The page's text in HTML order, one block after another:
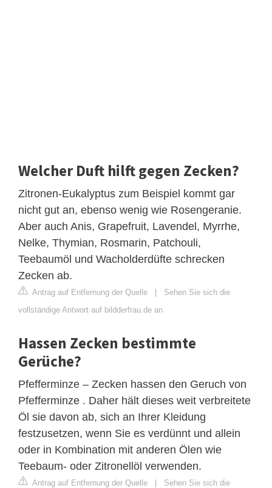
Welcher Duft hilft gegen Zecken?
Zitronen-Eukalyptus zum Beispiel kommt gar
nicht gut an, ebenso wenig wie Rosengeranie.
Aber auch Anis, Grapefruit, Lavendel, Myrrhe,
Nelke, Thymian, Rosmarin, Patchouli,
Teebaumöl und Wacholderdüfte schrecken
Zecken ab.
Antrag auf Entfernung der Quelle | Sehen Sie sich die
vollständige Antwort auf bildderfrau.de an
Hassen Zecken bestimmte
Gerüche?
Pfefferminze – Zecken hassen den Geruch von
Pfefferminze . Daher hält dieses weit verbreitete
Öl sie davon ab, sich an Ihrer Kleidung
festzusetzen, wenn Sie es verdünnt und allein
oder in Kombination mit anderen Ölen wie
Teebaum- oder Zitronellöl verwenden.
Antrag auf Entfernung der Quelle | Sehen Sie sich die